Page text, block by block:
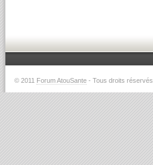
© 2011 Forum AtouSante - Tous droits réservés